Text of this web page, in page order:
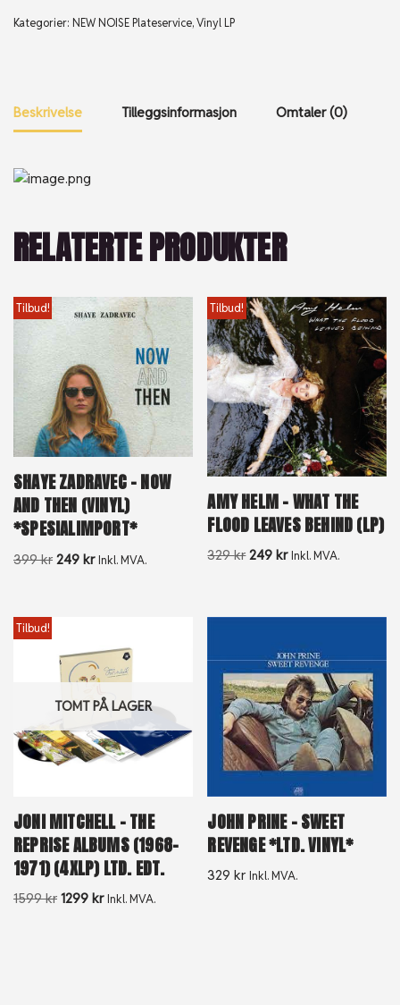
Kategorier: NEW NOISE Plateservice,Vinyl LP
Beskrivelse Tilleggsinformasjon Omtaler (0)
RELATERTE PRODUKTER
Tilbud!
SHAYE ZADRAVEC – NOW
AND THEN (VINYL)
*SPESIALIMPORT*
399kr 249 kr Inkl. MVA.
Tilbud!
AMY HELM – WHAT THE
FLOOD LEAVES BEHIND (LP)
329kr 249kr Inkl. MVA.
TOMT PÅ LAGER
Tilbud!
JONI MITCHELL – THE
REPRISE ALBUMS (1968-
1971) (4XLP) LTD. EDT.
1599kr 1299 kr Inkl. MVA.
JOHN PRINE – SWEET
REVENGE *LTD. VINYL*
329kr Inkl. MVA.